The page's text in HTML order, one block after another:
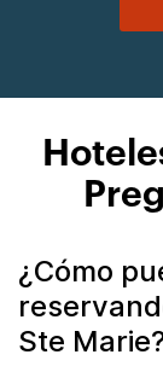
¿Cómo
Ste